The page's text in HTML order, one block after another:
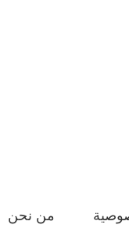
من نحن